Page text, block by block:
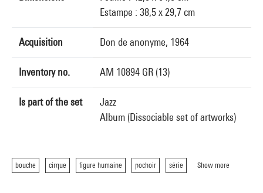
Estampe : 38,5 x 29,7 cm
Acquisition Don de anonyme, 1964
Inventory no. AM 10894 GR (13)
Is part of the set
Jazz
Album (Dissociable set of artworks)
bouche cirque figure humaine pochoir série Show more